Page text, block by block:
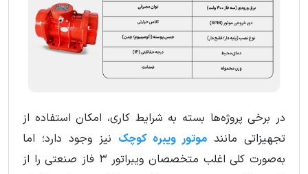
در برخی پروژه‌ها بسته به شرایط کاری، امکان استفاده از
تجهیزاتی مانند موتور ویبره کوچک نیز وجود دارد؛ اما
به‌صورت کلی اغلب متخصصان ویبراتور ۳ فاز صنعتی را از